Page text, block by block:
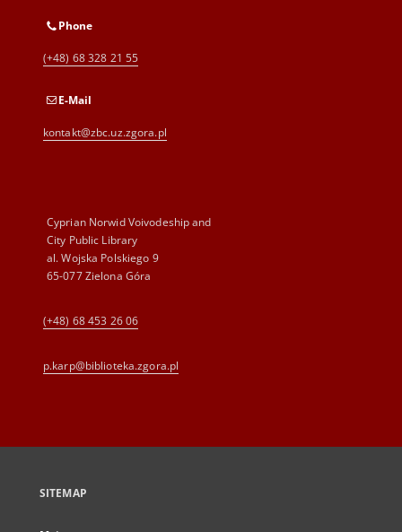
Phone
(+48) 68 328 21 55
E-Mail
kontakt@zbc.uz.zgora.pl
Cyprian Norwid Voivodeship and
City Public Library
al. Wojska Polskiego 9
65-077 Zielona Góra
(+48) 68 453 26 06
p.karp@biblioteka.zgora.pl
SITEMAP